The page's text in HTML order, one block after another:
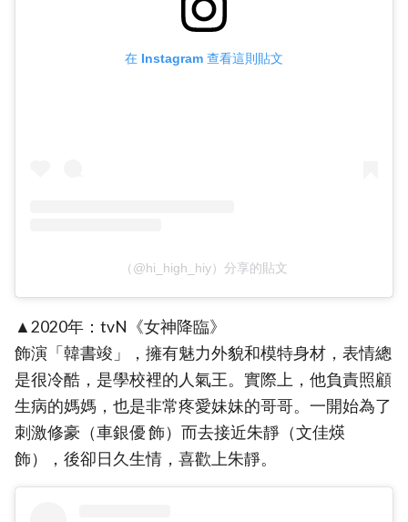
在 Instagram 查看這則貼文
（@hi_high_hiy）分享的貼文
▲2020年：tvN《女神降臨》
飾演「韓書竣」，擁有魅力外貌和模特身材，表情總
是很冷酷，是學校裡的人氣王。實際上，他負責照顧
生病的媽媽，也是非常疼愛妹妹的哥哥。一開始為了
刺激修豪（車銀優 飾）而去接近朱靜（文佳煐
飾），後卻日久生情，喜歡上朱靜。